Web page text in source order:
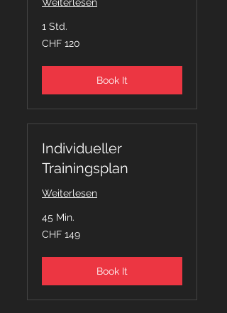
1 Std.
120
Schweizer
CHF 120
Book It
Individueller
Trainingsplan
Weiterlesen
45 Min.
149
Schweizer
CHF 149
Book It